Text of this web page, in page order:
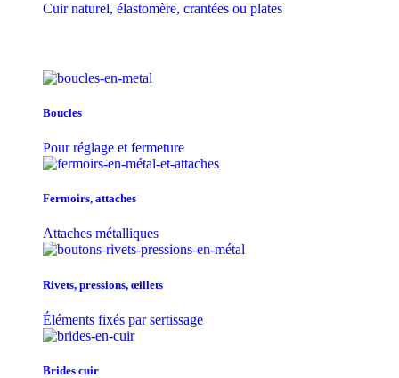
Cuir naturel, élastomère, crantées ou plates
Boucles
Pour réglage et fermeture
Fermoirs, attaches
Attaches métalliques
Rivets, pressions, œillets
Éléments fixés par sertissage
Brides cuir